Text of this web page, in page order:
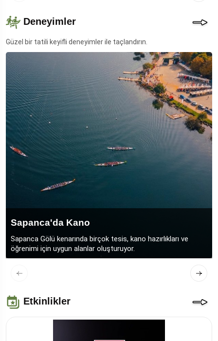
Deneyimler
Güzel bir tatili keyifli deneyimler ile taçlandırın.
Sapanca'da Kano
Sapanca Gölü kenarında birçok tesis, kano hazırlıkları ve
öğrenimi için uygun alanlar oluşturuyor.
Etkinlikler